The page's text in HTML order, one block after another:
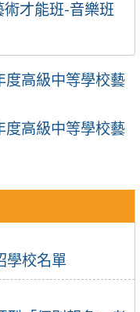
學校名單
才能班-音樂班
度高級中等學校藝
度高級中等學校藝